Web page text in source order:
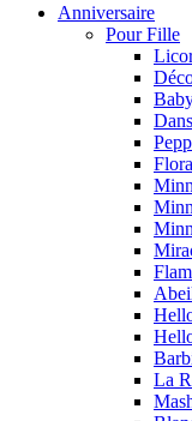
Anniversaire
Pour Fille
La